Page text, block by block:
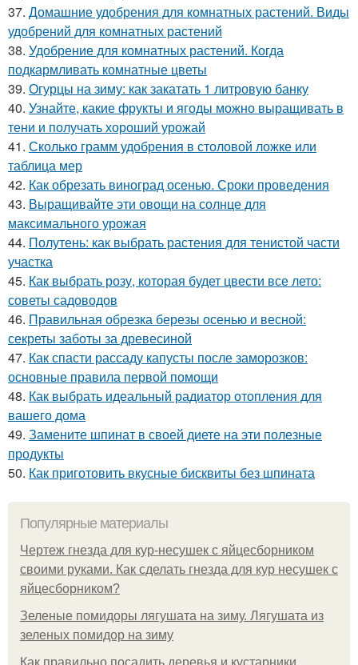
37. Домашние удобрения для комнатных растений. Виды
удобрений для комнатных растений
38. Удобрение для комнатных растений. Когда
подкармливать комнатные цветы
39. Огурцы на зиму: как закатать 1 литровую банку
40. Узнайте, какие фрукты и ягоды можно выращивать в
тени и получать хороший урожай
41. Сколько грамм удобрения в столовой ложке или
таблица мер
42. Как обрезать виноград осенью. Сроки проведения
43. Выращивайте эти овощи на солнце для
максимального урожая
44. Полутень: как выбрать растения для тенистой части
участка
45. Как выбрать розу, которая будет цвести все лето:
советы садоводов
46. Правильная обрезка березы осенью и весной:
секреты заботы за древесиной
47. Как спасти рассаду капусты после заморозков:
основные правила первой помощи
48. Как выбрать идеальный радиатор отопления для
вашего дома
49. Замените шпинат в своей диете на эти полезные
продукты
50. Как приготовить вкусные бисквиты без шпината
Популярные материалы
Чертеж гнезда для кур-несушек с яйцесборником
своими руками. Как сделать гнезда для кур несушек с
яйцесборником?
Зеленые помидоры лягушата на зиму. Лягушата из
зеленых помидор на зиму
Как правильно посадить деревья и кустарники